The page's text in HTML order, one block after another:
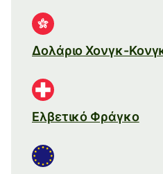
Δολάριο Χονγκ-
Ελβετικό Φράγκο